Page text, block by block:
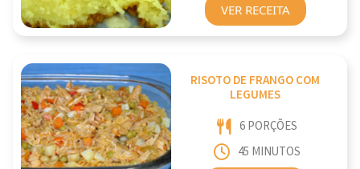
VER RECEITA
RISOTO DE FRANGO COM
LEGUMES
6 PORÇÕES
45 MINUTOS